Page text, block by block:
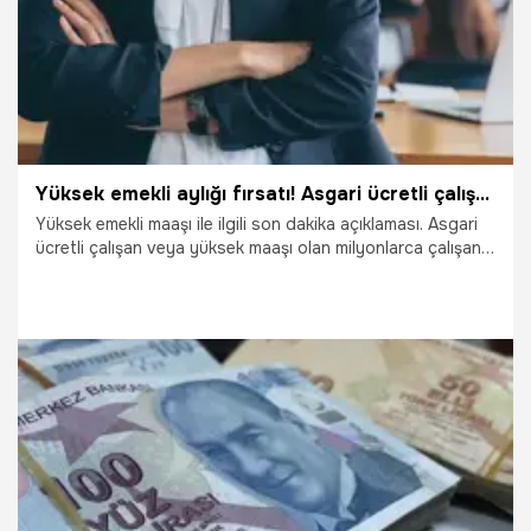
Yüksek emekli aylığı fırsatı! Asgari ücretli çalışan veya yüksek maaş alan milyonları ilgilendiriyor
Yüksek emekli maaşı ile ilgili son dakika açıklaması. Asgari
ücretli çalışan veya yüksek maaşı olan milyonlarca çalışanı
ilgilendiren emekli maaşını arttırmanın kuralları...
29.07.2022 Emekli